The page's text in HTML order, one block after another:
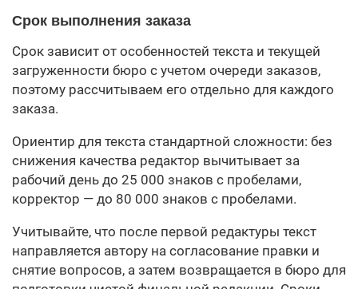
Срок выполнения заказа
Срок зависит от особенностей текста и текущей
загруженности бюро с учетом очереди заказов,
поэтому рассчитываем его отдельно для каждого
заказа.
Ориентир для текста стандартной сложности: без
снижения качества редактор вычитывает за
рабочий день до 25 000 знаков с пробелами,
корректор — до 80 000 знаков с пробелами.
Учитывайте, что после первой редактуры текст
направляется автору на согласование правки и
снятие вопросов, а затем возвращается в бюро для